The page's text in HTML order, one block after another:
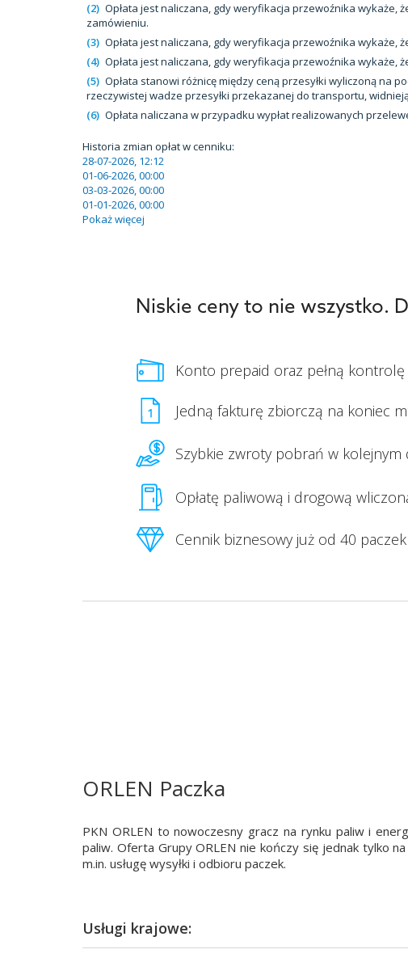
(2) Opłata jest naliczana, gdy weryfikacja przewoźnika wykaże,
zamówieniu.
(3) Opłata jest naliczana, gdy weryfikacja przewoźnika wykaże,
(4) Opłata jest naliczana, gdy weryfikacja przewoźnika wykaże,
(5) Opłata stanowi różnicę między ceną przesyłki wyliczoną
rzeczywistej wadze przesyłki przekazanej do transportu,
(6) Opłata naliczana w przypadku wypłat realizowanych
Historia zmian opłat w cenniku:
28-07-2026, 12:12
01-06-2026, 00:00
03-03-2026, 00:00
01-01-2026, 00:00
Pokaż więcej
Niskie ceny to nie wszystko.
Konto prepaid oraz pełną kontrolę
Jedną fakturę zbiorczą na koniec
Szybkie zwroty pobrań w
Opłatę paliwową i drogową
Cennik biznesowy już od 40
ORLEN Paczka
PKN ORLEN to nowoczesny gracz na rynku paliw i
paliw. Oferta Grupy ORLEN nie kończy się jednak tylko
m.in. usługę wysyłki i odbioru paczek.
Usługi krajowe: